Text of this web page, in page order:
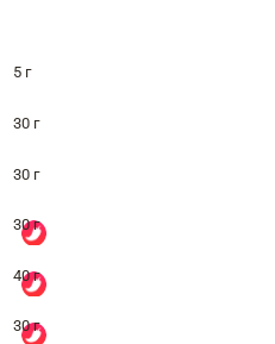
5 г
30 г
30 г
30 г
40 г
30 г